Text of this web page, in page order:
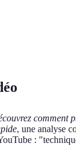
comment
, une analyse
: